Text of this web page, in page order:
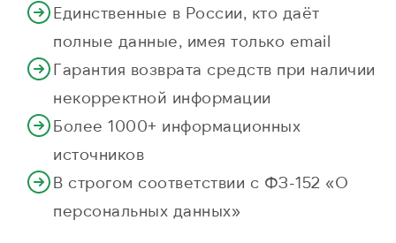
Единственные в России, кто даёт
полные данные, имея только email
Гарантия возврата средств при наличии
некорректной информации
Более 1000+ информационных
источников
В строгом соответствии с ФЗ-152 «О
персональных данных»